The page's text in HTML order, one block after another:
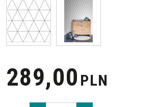
289,00 PLN